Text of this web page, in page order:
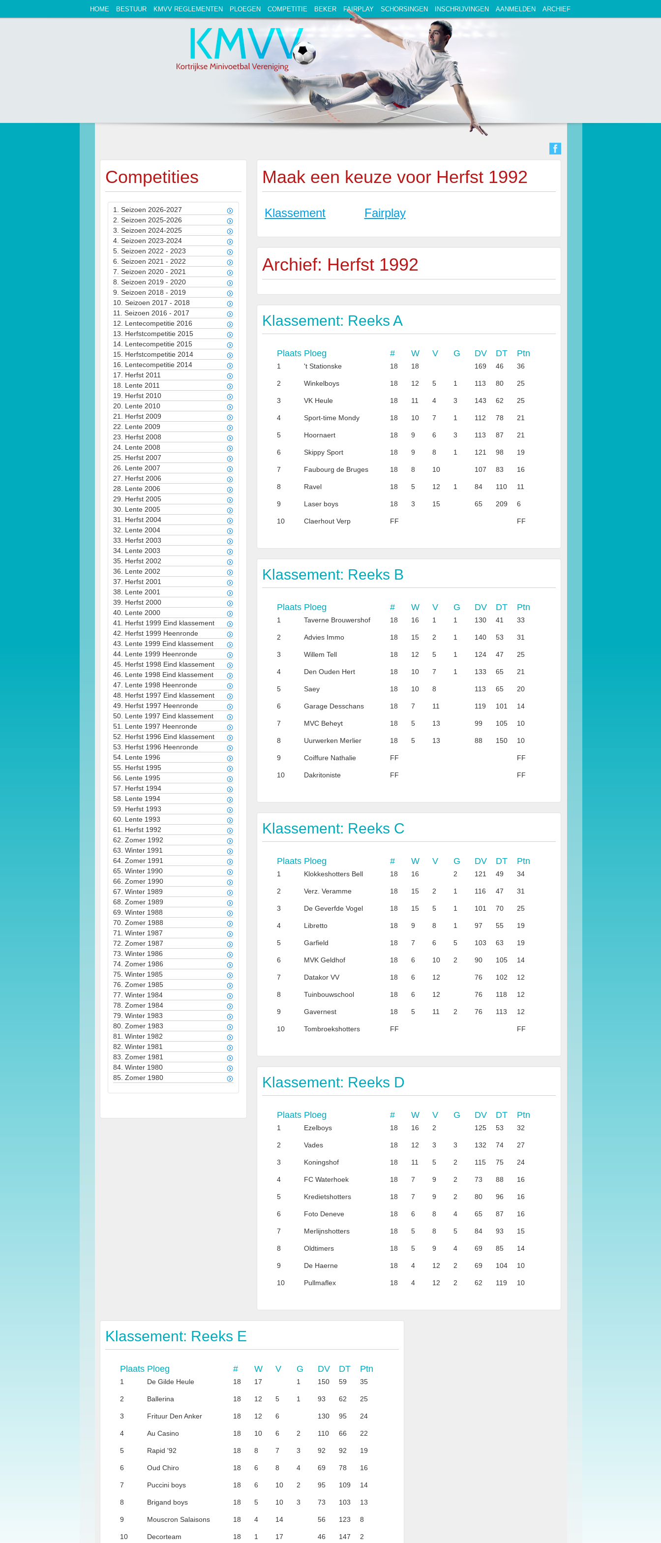
HOME BESTUUR KMVV REGLEMENTEN PLOEGEN COMPETITIE BEKER FAIRPLAY SCHORSINGEN INSCHRIJVINGEN AANMELDEN ARCHIEF
Competities
1. Seizoen 2026-2027
2. Seizoen 2025-2026
3. Seizoen 2024-2025
4. Seizoen 2023-2024
5. Seizoen 2022 - 2023
6. Seizoen 2021 - 2022
7. Seizoen 2020 - 2021
8. Seizoen 2019 - 2020
9. Seizoen 2018 - 2019
10. Seizoen 2017 - 2018
11. Seizoen 2016 - 2017
12. Lentecompetitie 2016
13. Herfstcompetitie 2015
14. Lentecompetitie 2015
15. Herfstcompetitie 2014
16. Lentecompetitie 2014
17. Herfst 2011
18. Lente 2011
19. Herfst 2010
20. Lente 2010
21. Herfst 2009
22. Lente 2009
23. Herfst 2008
24. Lente 2008
25. Herfst 2007
26. Lente 2007
27. Herfst 2006
28. Lente 2006
29. Herfst 2005
30. Lente 2005
31. Herfst 2004
32. Lente 2004
33. Herfst 2003
34. Lente 2003
35. Herfst 2002
36. Lente 2002
37. Herfst 2001
38. Lente 2001
39. Herfst 2000
40. Lente 2000
41. Herfst 1999 Eind klassement
42. Herfst 1999 Heenronde
43. Lente 1999 Eind klassement
44. Lente 1999 Heenronde
45. Herfst 1998 Eind klassement
46. Lente 1998 Eind klassement
47. Lente 1998 Heenronde
48. Herfst 1997 Eind klassement
49. Herfst 1997 Heenronde
50. Lente 1997 Eind klassement
51. Lente 1997 Heenronde
52. Herfst 1996 Eind klassement
53. Herfst 1996 Heenronde
54. Lente 1996
55. Herfst 1995
56. Lente 1995
57. Herfst 1994
58. Lente 1994
59. Herfst 1993
60. Lente 1993
61. Herfst 1992
62. Zomer 1992
63. Winter 1991
64. Zomer 1991
65. Winter 1990
66. Zomer 1990
67. Winter 1989
68. Zomer 1989
69. Winter 1988
70. Zomer 1988
71. Winter 1987
72. Zomer 1987
73. Winter 1986
74. Zomer 1986
75. Winter 1985
76. Zomer 1985
77. Winter 1984
78. Zomer 1984
79. Winter 1983
80. Zomer 1983
81. Winter 1982
82. Winter 1981
83. Zomer 1981
84. Winter 1980
85. Zomer 1980
Maak een keuze voor Herfst 1992
Klassement Fairplay
Archief: Herfst 1992
Klassement: Reeks A
Plaats Ploeg # W V G DV DT Ptn
1 't Stationske 18 18 169 46 36
2 Winkelboys 18 12 5 1 113 80 25
3 VK Heule 18 11 4 3 143 62 25
4 Sport-time Mondy 18 10 7 1 112 78 21
5 Hoornaert 18 9 6 3 113 87 21
6 Skippy Sport 18 9 8 1 121 98 19
7 Faubourg de Bruges 18 8 10 107 83 16
8 Ravel 18 5 12 1 84 110 11
9 Laser boys 18 3 15 65 209 6
10 Claerhout Verp FF FF
Klassement: Reeks B
Plaats Ploeg # W V G DV DT Ptn
1 Taverne Brouwershof 18 16 1 1 130 41 33
2 Advies Immo 18 15 2 1 140 53 31
3 Willem Tell 18 12 5 1 124 47 25
4 Den Ouden Hert 18 10 7 1 133 65 21
5 Saey 18 10 8 113 65 20
6 Garage Desschans 18 7 11 119 101 14
7 MVC Beheyt 18 5 13 99 105 10
8 Uurwerken Merlier 18 5 13 88 150 10
9 Coiffure Nathalie FF FF
10 Dakritoniste FF FF
Klassement: Reeks C
Plaats Ploeg # W V G DV DT Ptn
1 Klokkeshotters Bell 18 16 2 121 49 34
2 Verz. Veramme 18 15 2 1 116 47 31
3 De Geverfde Vogel 18 15 5 1 101 70 25
4 Libretto 18 9 8 1 97 55 19
5 Garfield 18 7 6 5 103 63 19
6 MVK Geldhof 18 6 10 2 90 105 14
7 Datakor VV 18 6 12 76 102 12
8 Tuinbouwschool 18 6 12 76 118 12
9 Gavernest 18 5 11 2 76 113 12
10 Tombroekshotters FF FF
Klassement: Reeks D
Plaats Ploeg # W V G DV DT Ptn
1 Ezelboys 18 16 2 125 53 32
2 Vades 18 12 3 3 132 74 27
3 Koningshof 18 11 5 2 115 75 24
4 FC Waterhoek 18 7 9 2 73 88 16
5 Kredietshotters 18 7 9 2 80 96 16
6 Foto Deneve 18 6 8 4 65 87 16
7 Merlijnshotters 18 5 8 5 84 93 15
8 Oldtimers 18 5 9 4 69 85 14
9 De Haerne 18 4 12 2 69 104 10
10 Pullmaflex 18 4 12 2 62 119 10
Klassement: Reeks E
Plaats Ploeg # W V G DV DT Ptn
1 De Gilde Heule 18 17 1 150 59 35
2 Ballerina 18 12 5 1 93 62 25
3 Frituur Den Anker 18 12 6 130 95 24
4 Au Casino 18 10 6 2 110 66 22
5 Rapid '92 18 8 7 3 92 92 19
6 Oud Chiro 18 6 8 4 69 78 16
7 Puccini boys 18 6 10 2 95 109 14
8 Brigand boys 18 5 10 3 73 103 13
9 Mouscron Salaisons 18 4 14 56 123 8
10 Decorteam 18 1 17 46 147 2